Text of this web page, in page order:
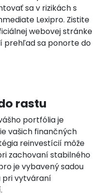
sa v rizikách s
Lexipro. Zistite
webovej stránke
prehľad sa ponorte do
rastu
portfólia je
vašich finančných
reinvestícií môže
zachovaní stabilného
je vybavený sadou
pri vytváraní